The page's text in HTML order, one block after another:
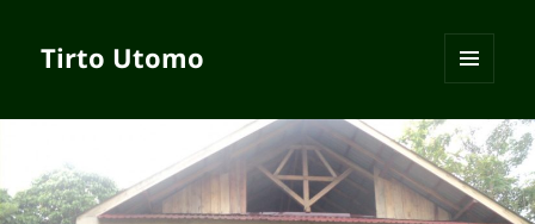
Tirto Utomo
WIDGETS